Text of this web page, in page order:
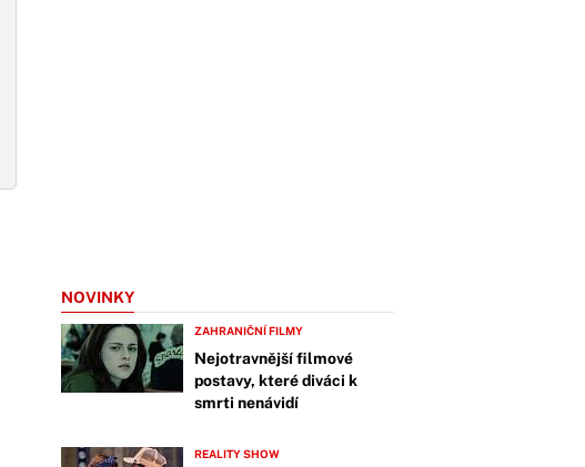
NOVINKY
ZAHRANIČNÍ FILMY
Nejotravnější filmové
postavy, které diváci k
smrti nenávidí
REALITY SHOW